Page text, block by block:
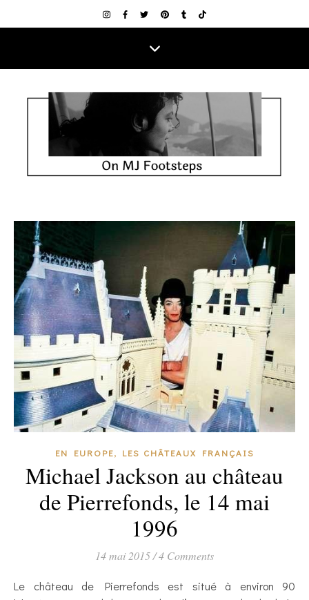
EN EUROPE, LES CHÂTEAUX FRANÇAIS
Michael Jackson au château
de Pierrefonds, le 14 mai
1996
14 mai 2015/4 Comments
Le château de Pierrefonds est situé à environ 90